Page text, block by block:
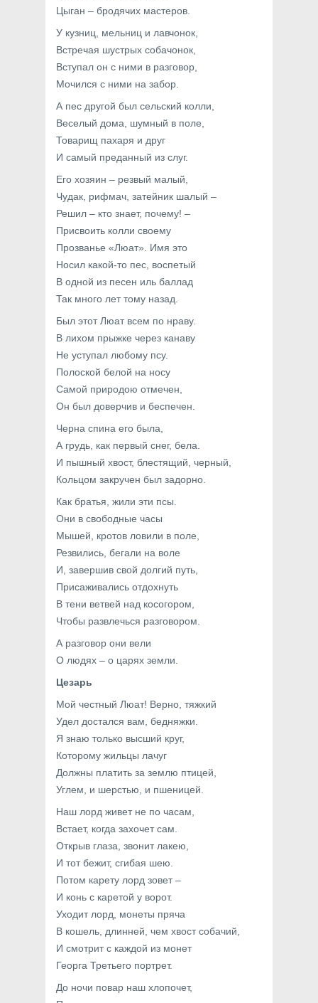
Цыган – бродячих мастеров.
У кузниц, мельниц и лавчонок,
Встречая шустрых собачонок,
Вступал он с ними в разговор,
Мочился с ними на забор.
А пес другой был сельский колли,
Веселый дома, шумный в поле,
Товарищ пахаря и друг
И самый преданный из слуг.
Его хозяин – резвый малый,
Чудак, рифмач, затейник шалый –
Решил – кто знает, почему! –
Присвоить колли своему
Прозванье «Люат». Имя это
Носил какой-то пес, воспетый
В одной из песен иль баллад
Так много лет тому назад.
Был этот Люат всем по нраву.
В лихом прыжке через канаву
Не уступал любому псу.
Полоской белой на носу
Самой природою отмечен,
Он был доверчив и беспечен.
Черна спина его была,
А грудь, как первый снег, бела.
И пышный хвост, блестящий, черный,
Кольцом закручен был задорно.
Как братья, жили эти псы.
Они в свободные часы
Мышей, кротов ловили в поле,
Резвились, бегали на воле
И, завершив свой долгий путь,
Присаживались отдохнуть
В тени ветвей над косогором,
Чтобы развлечься разговором.
А разговор они вели
О людях – о царях земли.
Цезарь
Мой честный Люат! Верно, тяжкий
Удел достался вам, бедняжки.
Я знаю только высший круг,
Которому жильцы лачуг
Должны платить за землю птицей,
Углем, и шерстью, и пшеницей.
Наш лорд живет не по часам,
Встает, когда захочет сам.
Открыв глаза, звонит лакею,
И тот бежит, сгибая шею.
Потом карету лорд зовет –
И конь с каретой у ворот.
Уходит лорд, монеты пряча
В кошель, длинней, чем хвост собачий,
И смотрит с каждой из монет
Георга Третьего портрет.
До ночи повар наш хлопочет,